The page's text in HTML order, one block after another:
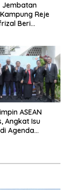
Jembatan
Reje
Beri
ASEAN
Angkat Isu
Agenda